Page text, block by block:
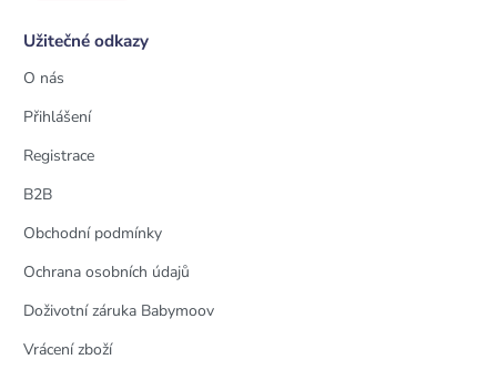
Užitečné odkazy
O nás
Přihlášení
Registrace
B2B
Obchodní podmínky
Ochrana osobních údajů
Doživotní záruka Babymoov
Vrácení zboží